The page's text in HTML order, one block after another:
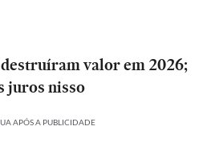
valor em 2026;
juros nisso
APÓS A PUBLICIDADE